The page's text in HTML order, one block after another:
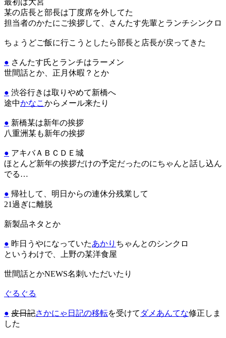
某の店長と部長は丁度席を外してた
担当者のかたにご挨拶して、さんたす先輩とランチシンクロ
ちょうどご飯に行こうとしたら部長と店長が戻ってきた
● さんたす氏とランチはラーメン
世間話とか、正月休暇？とか
● 渋谷行きは取りやめて新橋へ
途中かなこ からメール来たり
● 新橋某は新年の挨拶
八重洲某も新年の挨拶
● アキバＡＢＣＤＥ城
ほとんど新年の挨拶だけの予定だったのにちゃんと話し込ん
でる…
● 帰社して、明日からの連休分残業して
21過ぎに離脱
新製品ネタとか
● 昨日うやになっていたあかり ちゃんとのシンクロ
というわけで、上野の某洋食屋
世間話とかNEWS名刺いただいたり
ぐるぐる
● 皮日記さかにゃ日記の移転を受けて ダメあんてな修正しま
した